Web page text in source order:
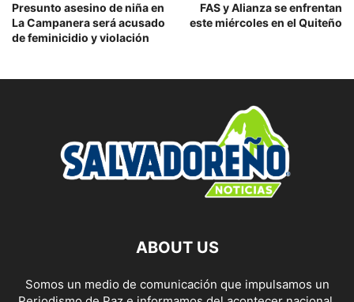
Presunto asesino de niña en
La Campanera será acusado
de feminicidio y violación
FAS y Alianza se enfrentan
este miércoles en el Quiteño
ABOUT US
Somos un medio de comunicación que impulsamos un